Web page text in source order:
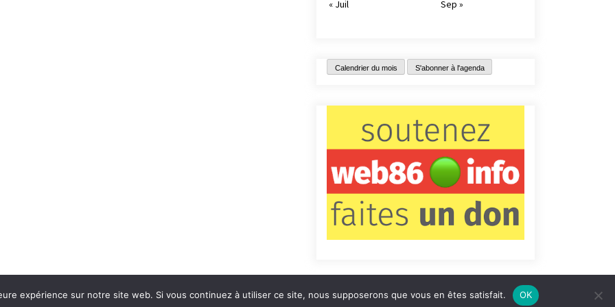
« Juil
Sep »
Calendrier du mois S'abonner à l'agenda
Contact Qui sommes-nous ? Informations légales
expérience sur notre site web. Si vous continuez à utiliser ce site, nous supposerons que vous en êtes satisfait. OK